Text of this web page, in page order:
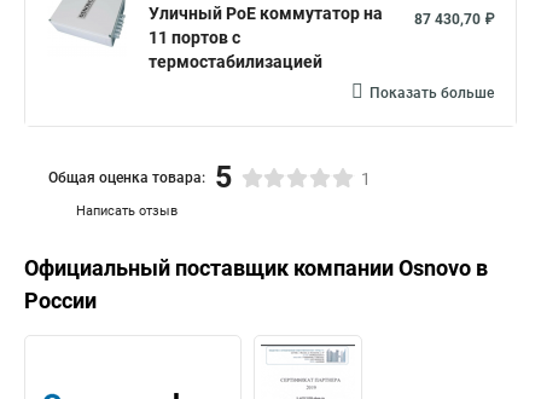
Уличный PoE коммутатор на
11 портов с
термостабилизацией
87 430,70 ₽
Показать больше
Написать отзыв
Общая оценка товара: 5 1
Официальный поставщик компанииOsnovo в
России